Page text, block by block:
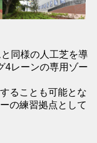
同様の人工芝を導
4レーンの専用ゾー
ることも可能とな
の練習拠点として